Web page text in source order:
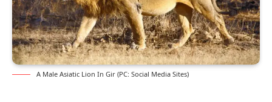
A Male Asiatic Lion In Gir (PC: Social Media Sites)